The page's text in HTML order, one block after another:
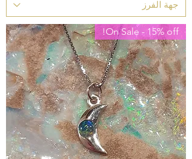
On Sale - 15% off!